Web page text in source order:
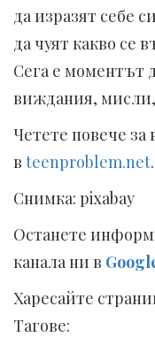
да изразят себе
да чуят какво се
Сега е моментът
виждания,
Четете повече за
в teenproblem.net.
Снимка: pixabay
Останете
канала ни в
Харесайте
Тагове: